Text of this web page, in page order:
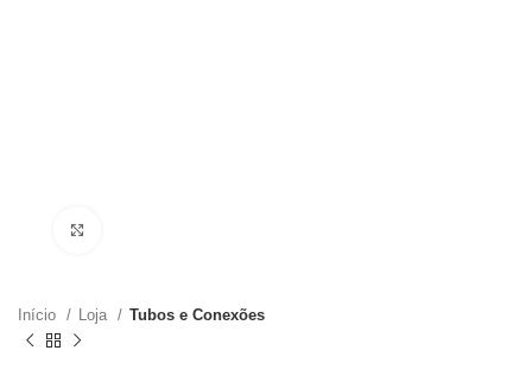
Início Loja Tubos e Conexões